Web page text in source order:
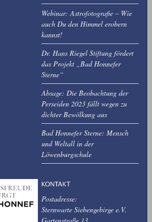
Webinar: Astrofotografie – Wie
auch Du den Himmel erobern
kannst!
Dr. Hans Riegel Stiftung fördert
das Projekt „Bad Honnefer
Sterne“
Absage: Die Beobachtung der
Perseiden 2023 fällt wegen zu
dichter Bewölkung aus
Bad Honnefer Sterne: Mensch
und Weltall in der
Löwenburgschule
Postadresse:
Sternwarte Siebengebirge e.V.